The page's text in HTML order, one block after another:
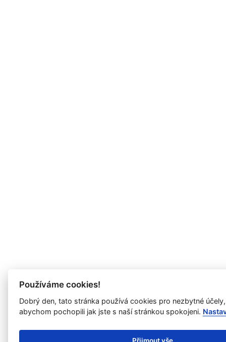
Používáme cookies!
Dobrý den, tato stránka používá cookies pro nezbytné
abychom pochopili jak jste s naší stránkou spokojeni.